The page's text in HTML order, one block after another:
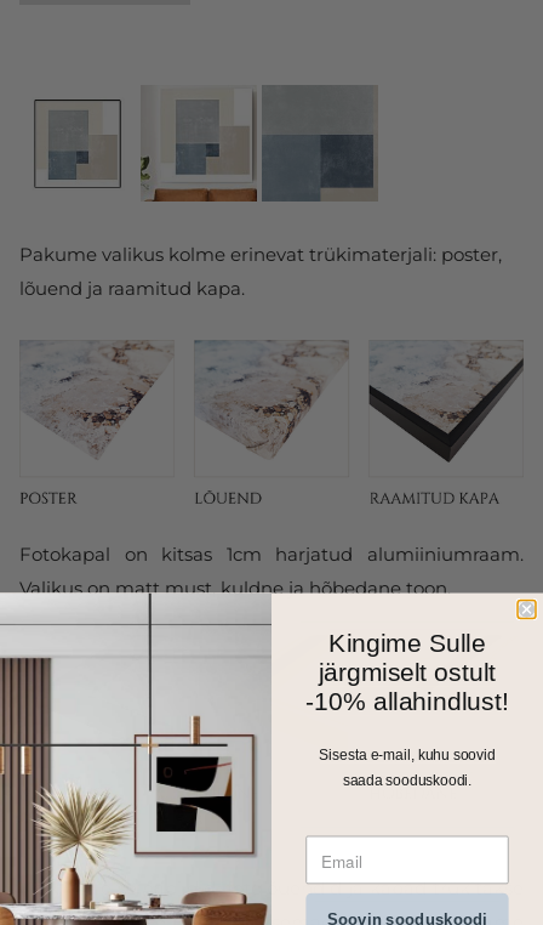
Pakume valikus kolme erinevat trükimaterjali: poster,
lõuend ja raamitud kapa.
Fotokapal on kitsas 1cm harjatud alumiiniumraam.
Valikus on matt must, kuldne ja hõbedane toon.
Kõik meie seinapildid, fotolõuendid ja kapad trükitakse
Kingime Sulle
järgmiselt ostult
-10% allahindlust!
Sisesta e-mail, kuhu soovid
saada sooduskoodi.
Soovin sooduskoodi